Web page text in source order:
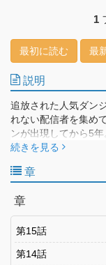
1
最初に読む 最
説明
追放された人気ダン
れない配信者を集め
ンが出現してから5
代、その中でも絶大
ここまで導いてきた
る。絶望の中、ソロ
て探索の基礎を教え
のプロデューサー
ちこぼれメンバーを
からの成り上がり”
続きを見る
章
章
第15話
第14話